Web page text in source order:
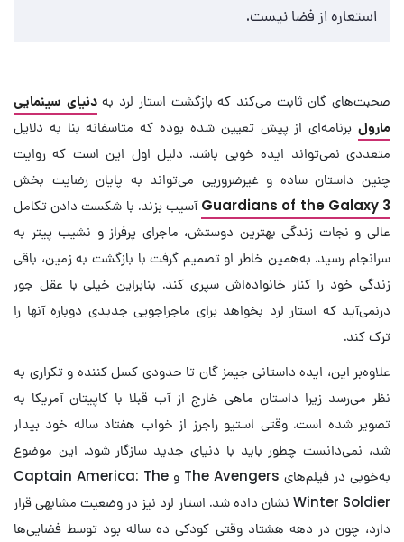
استعاره از فضا نیست.
صحبت‌های گان ثابت می‌کند که بازگشت استار لرد بهدنیای سینمایی
مارول برنامه‌ای از پیش تعیین شده بوده که متاسفانه بنا به دلایل
متعددی نمی‌تواند ایده خوبی باشد. دلیل اول این است که روایت
چنین داستان ساده‌ و غیرضروریی می‌تواند به پایان رضایت بخش
Guardians of the Galaxy 3آسیب بزند. با شکست دادن تکامل
عالی و نجات زندگی بهترین دوستش، ماجرای پرفراز و نشیب پیتر به
سرانجام رسید. به‌همین خاطر او تصمیم گرفت با بازگشت به زمین، باقی
زندگی خود را کنار خانواده‌اش سپری کند. بنابراین خیلی با عقل جور
درنمی‌آید که استار لرد بخواهد برای ماجراجویی جدیدی دوباره آنها را
ترک کند.
علاوه‌بر این، ایده داستانی جیمز گان تا حدودی کسل کننده و تکراری به
نظر می‌رسد زیرا داستان ماهی خارج از آب قبلا با کاپیتان آمریکا به
تصویر شده است. وقتی استیو راجرز از خواب هفتاد ساله خود بیدار
شد، نمی‌دانست چطور باید با دنیای جدید سازگار شود. این موضوع
به‌خوبی در فیلم‌های The Avengers و Captain America: The
Winter Soldier نشان داده شد. استار لرد نیز در وضعیت مشابهی قرار
دارد، چون در دهه هشتاد وقتی کودکی ده ساله بود توسط فضایی‌ها